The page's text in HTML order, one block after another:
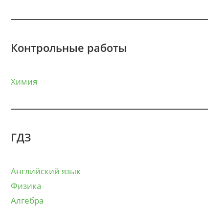
Контрольные работы
Химия
ГДЗ
Английский язык
Физика
Алгебра